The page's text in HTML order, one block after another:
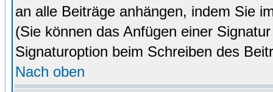
an alle Beiträge anhängen, indem Sie
(Sie können das Anfügen einer
Signaturoption beim Schreiben des
Nach oben